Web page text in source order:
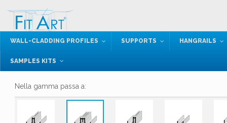
WALL-CLADDING PROFILES SUPPORTS HANGRAILS
SAMPLES KITS
Nella gamma passa a: